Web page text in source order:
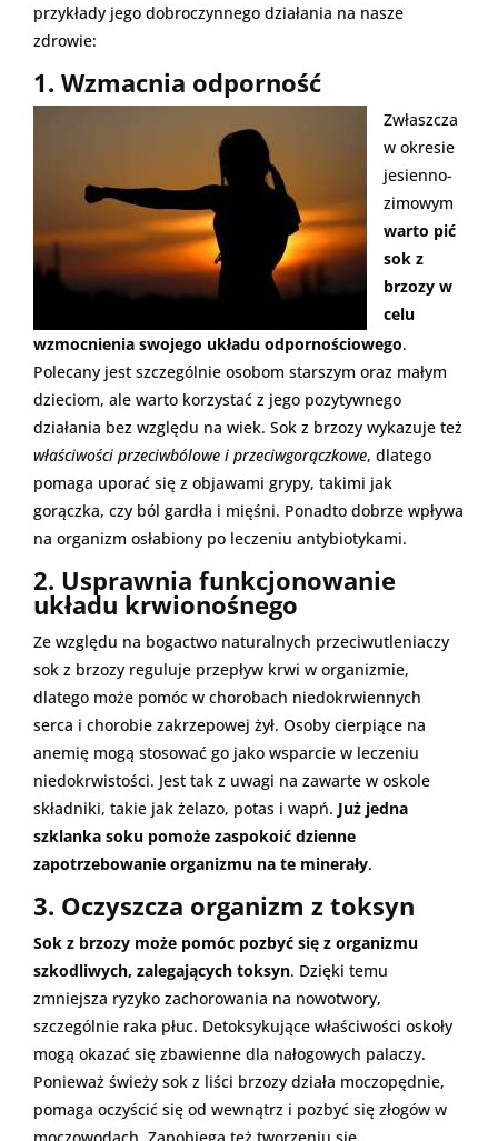
przykłady jego dobroczynnego działania na nasze
zdrowie:
1. Wzmacnia odporność
Zwłaszcza
w okresie
jesienno-
zimowym
warto pić
sok z
brzozy w
celu
wzmocnienia swojego układu odpornościowego.
Polecany jest szczególnie osobom starszym oraz małym
dzieciom, ale warto korzystać z jego pozytywnego
działania bez względu na wiek. Sok z brzozy wykazuje też
właściwości przeciwbólowe i przeciwgorączkowe, dlatego
pomaga uporać się z objawami grypy, takimi jak
gorączka, czy ból gardła i mięśni. Ponadto dobrze wpływa
na organizm osłabiony po leczeniu antybiotykami.
2. Usprawnia funkcjonowanie
układu krwionośnego
Ze względu na bogactwo naturalnych przeciwutleniaczy
sok z brzozy reguluje przepływ krwi w organizmie,
dlatego może pomóc w chorobach niedokrwiennych
serca i chorobie zakrzepowej żył. Osoby cierpiące na
anemię mogą stosować go jako wsparcie w leczeniu
niedokrwistości. Jest tak z uwagi na zawarte w oskole
składniki, takie jak żelazo, potas i wapń. Już jedna
szklanka soku pomoże zaspokoić dzienne
zapotrzebowanie organizmu na te minerały.
3. Oczyszcza organizm z toksyn
Sok z brzozy może pomóc pozbyć się z organizmu
szkodliwych, zalegających toksyn. Dzięki temu
zmniejsza ryzyko zachorowania na nowotwory,
szczególnie raka płuc. Detoksykujące właściwości oskoły
mogą okazać się zbawienne dla nałogowych palaczy.
Ponieważ świeży sok z liści brzozy działa moczopędnie,
pomaga oczyścić się od wewnątrz i pozbyć się złogów w